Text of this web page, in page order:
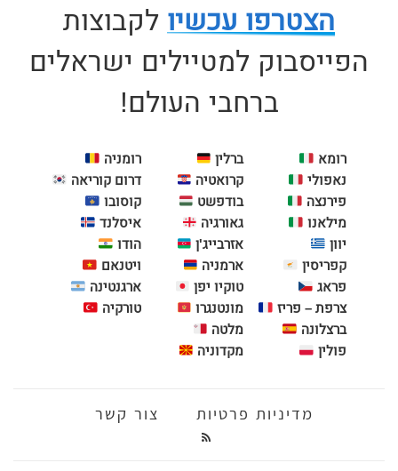
הצטרפו עכשיו לקבוצות
הפייסבוק למטיילים ישראלים
ברחבי העולם!
רומא
נאפולי
פירנצה
מילאנו
יוון
קפריסין
פראג
צרפת – פריז
ברצלונה
פולין
ברלין
קרואטיה
בודפשט
גאורגיה
אזרבייג'ן
ארמניה
טוקיו יפן
מונטנגרו
מלטה
מקדוניה
רומניה
דרום קוריאה
קוסובו
איסלנד
הודו
ויטנאם
ארגנטינה
טורקיה
מדיניות פרטיות צור קשר